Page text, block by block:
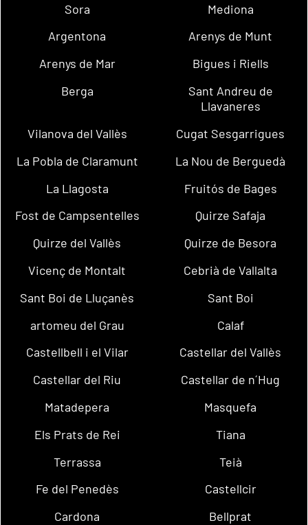
Sora
Mediona
Argentona
Arenys de Munt
Arenys de Mar
Bigues i Riells
Berga
Sant Andreu de
Llavaneres
Vilanova del Vallès
Cugat Sesgarrigues
La Pobla de Claramunt
La Nou de Berguedà
La Llagosta
Fruitós de Bages
Fost de Campsentelles
Quirze Safaja
Quirze del Vallès
Quirze de Besora
Vicenç de Montalt
Cebrià de Vallalta
Sant Boi de Lluçanès
Sant Boi
artomeu del Grau
Calaf
Castellbell i el Vilar
Castellar del Vallès
Castellar del Riu
Castellar de n´Hug
Matadepera
Masquefa
Els Prats de Rei
Tiana
Terrassa
Teià
Fe del Penedès
Castellcir
Cardona
Bellprat